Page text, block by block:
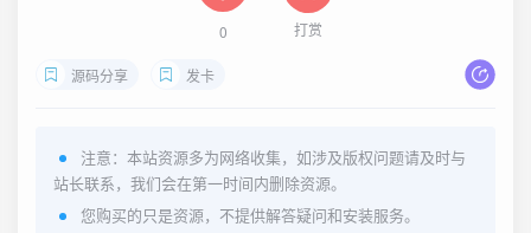
0 打赏
源码分享 发卡
注意：本站资源多为网络收集，如涉及版权问题请及时与
站长联系，我们会在第一时间内删除资源。
您购买的只是资源，不提供解答疑问和安装服务。